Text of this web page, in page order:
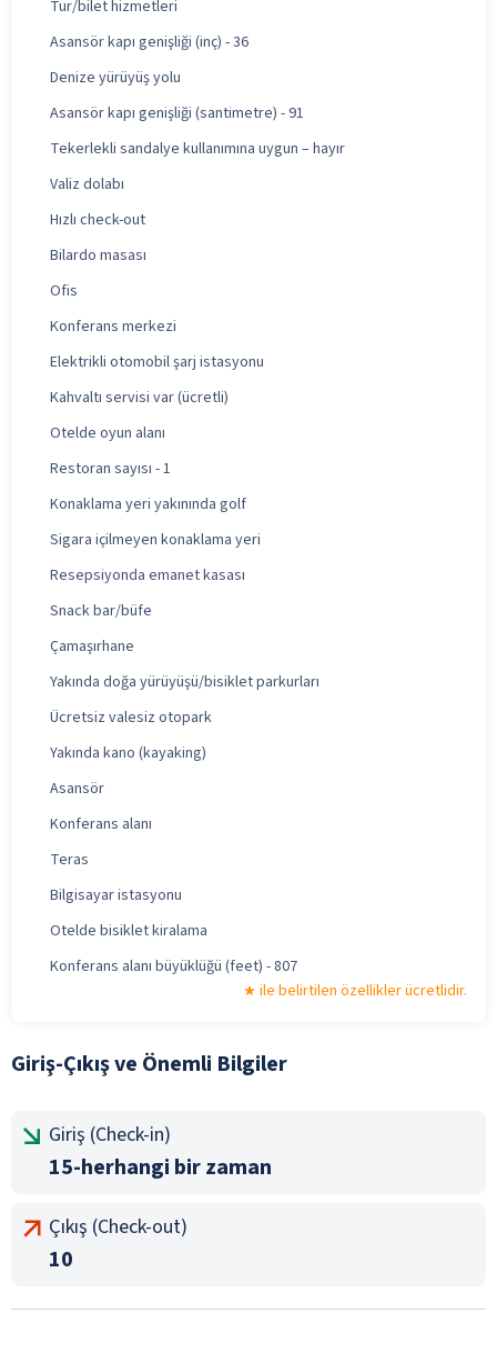
Tur/bilet hizmetleri
Asansör kapı genişliği (inç) - 36
Denize yürüyüş yolu
Asansör kapı genişliği (santimetre) - 91
Tekerlekli sandalye kullanımına uygun – hayır
Valiz dolabı
Hızlı check-out
Bilardo masası
Ofis
Konferans merkezi
Elektrikli otomobil şarj istasyonu
Kahvaltı servisi var (ücretli)
Otelde oyun alanı
Restoran sayısı - 1
Konaklama yeri yakınında golf
Sigara içilmeyen konaklama yeri
Resepsiyonda emanet kasası
Snack bar/büfe
Çamaşırhane
Yakında doğa yürüyüşü/bisiklet parkurları
Ücretsiz valesiz otopark
Yakında kano (kayaking)
Asansör
Konferans alanı
Teras
Bilgisayar istasyonu
Otelde bisiklet kiralama
Konferans alanı büyüklüğü (feet) - 807
ile belirtilen özellikler ücretlidir.
Giriş-Çıkış ve Önemli Bilgiler
Giriş (Check-in)
15-herhangi bir zaman
Çıkış (Check-out)
10